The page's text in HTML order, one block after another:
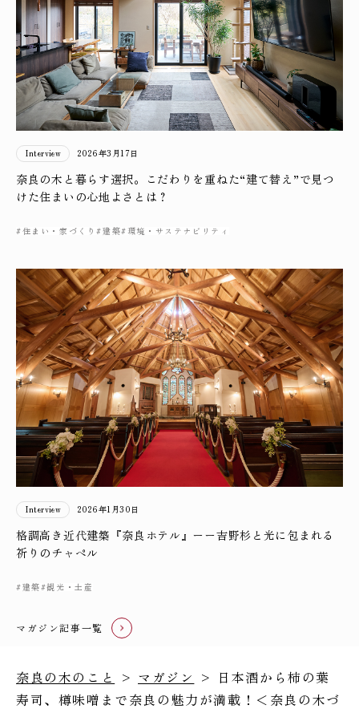
Interview 2026年3月17日
奈良の木と暮らす選択。こだわりを重ねた“建て替え”で見つ
けた住まいの心地よさとは？
#住まい・家づくり#建築#環境・サステナビリティ
Interview 2026年1月30日
格調高き近代建築『奈良ホテル』ーー吉野杉と光に包まれる
祈りのチャペル
#建築#観光・土産
マガジン記事一覧
奈良の木のこと > マガジン > 日本酒から柿の葉
寿司、樽味噌まで奈良の魅力が満載！＜奈良の木づ